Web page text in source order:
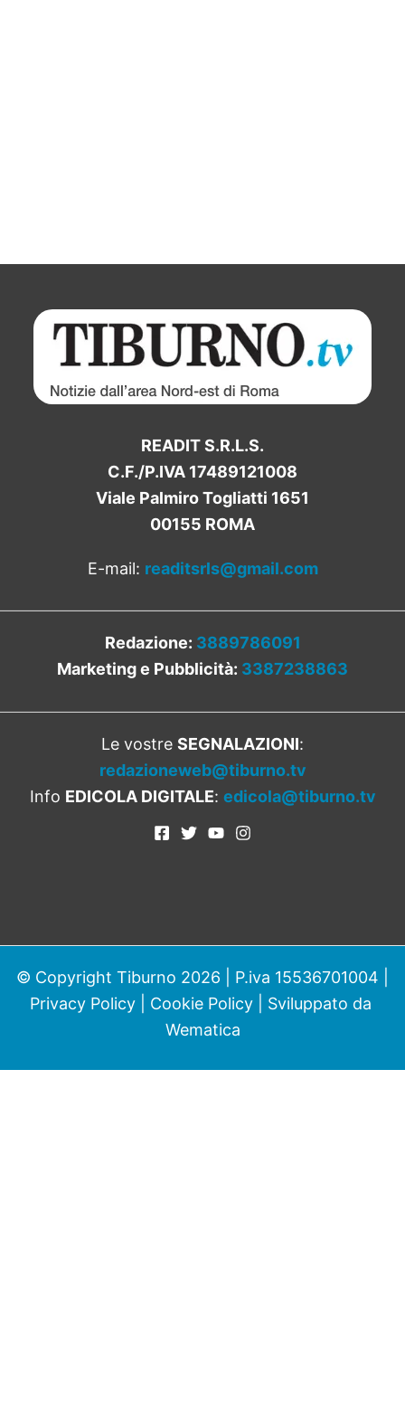
READIT S.R.L.S.
C.F./P.IVA 17489121008
Viale Palmiro Togliatti 1651
00155 ROMA
E-mail: readitsrls@gmail.com
Redazione: 3889786091
Marketing e Pubblicità: 3387238863
Le vostre SEGNALAZIONI:
redazioneweb@tiburno.tv
Info EDICOLA DIGITALE: edicola@tiburno.tv
© Copyright Tiburno 2026 | P.iva 15536701004 |
Privacy Policy| Cookie Policy| Sviluppato da
Wematica